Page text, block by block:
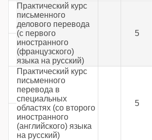
Практический курс
письменного
делового перевода
(с первого
иностранного
(французского)
языка на русский)
5
Практический курс
письменного
перевода в
специальных
областях (со второго
иностранного
(английского) языка
на русский)
5